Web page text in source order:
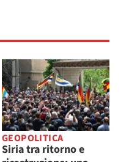
GEOPOLITICA
Siria tra ritorno e